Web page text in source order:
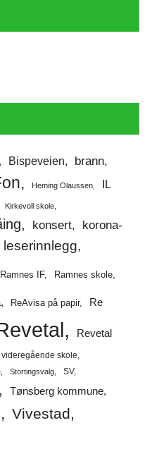
Bispeveien brann
Heming Olaussen
IL
Kirkevoll skole
konsert
korona-
leserinnlegg
Ramnes IF Ramnes skole
ReAvisa på papir Re
Revetal
videregående skole
Stortingsvalg SV
Tønsberg kommune
Vivestad